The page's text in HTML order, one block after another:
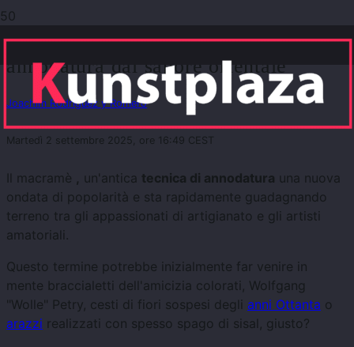
Macramè: la delicata tecnica di
annodatura dal sapore orientale
Joachim Rodriguez y Romero
Martedì 2 settembre 2025, ore 16:49 CEST
Il macramè un'antica tecnica di annodatura una nuova
ondata di popolarità e sta rapidamente guadagnando
terreno tra gli appassionati di artigianato e gli artisti
amatoriali.
Questo termine potrebbe inizialmente far venire in
mente braccialetti dell'amicizia colorati, Wolfgang
"Wolle" Petry, cesti di fiori sospesi degli anni Ottanta o
arazzi realizzati con spesso spago di sisal, giusto?